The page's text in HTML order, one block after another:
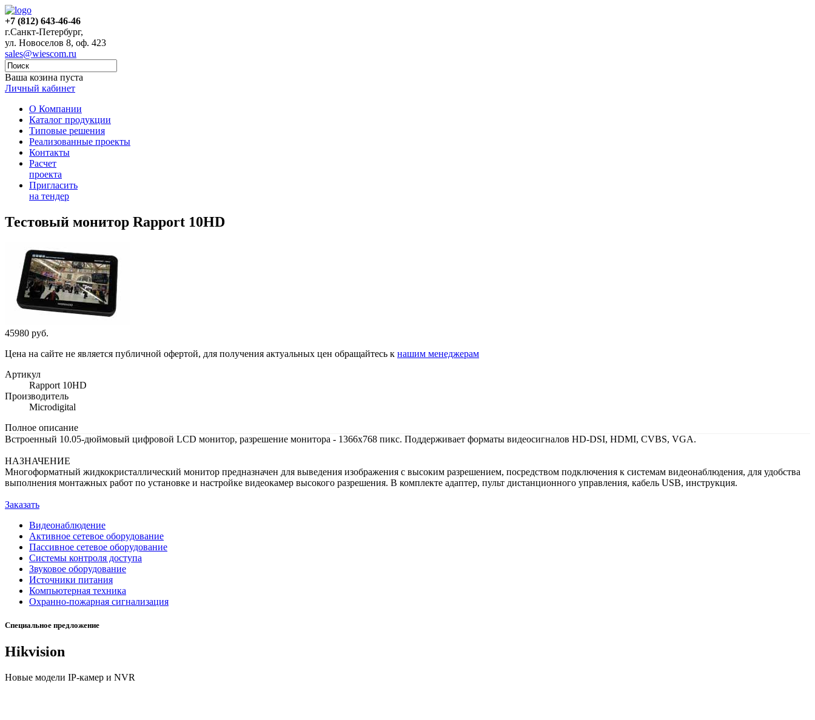
+7 (812) 643-46-46
г.Санкт-Петербург,
ул. Новоселов 8, оф. 423
sales@wiescom.ru
Ваша козина пуста
Личный кабинет
О Компании
Каталог продукции
Типовые решения
Реализованные проекты
Контакты
Расчет
проекта
Пригласить
на тендер
Тестовый монитор Rapport 10HD
45980 руб.
Цена на сайте не является публичной офертой, для получения актуальных цен обращайтесь к нашим менеджерам
Артикул
Rapport 10HD
Производитель
Microdigital
Полное описание
Встроенный 10.05-дюймовый цифровой LCD монитор, разрешение монитора - 1366х768 пикс. Поддерживает форматы видеосигналов HD-DSI, HDMI, CVBS, VGA.
НАЗНАЧЕНИЕ
Многоформатный жидкокристаллический монитор предназначен для выведения изображения с высоким разрешением, посредством подключения к системам видеонаблюдения, для удобства
выполнения монтажных работ по установке и настройке видеокамер высокого разрешения. В комплекте адаптер, пульт дистанционного управления, кабель USB, инструкция.
Заказать
Видеонаблюдение
Активное сетевое оборудование
Пассивное сетевое оборудование
Системы контроля доступа
Звуковое оборудование
Источники питания
Компьютерная техника
Охранно-пожарная сигнализация
Специальное предложение
Hikvision
Новые модели IP-камер и NVR